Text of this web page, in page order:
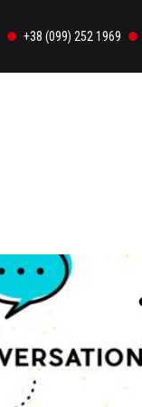
+38 (099) 252 1969